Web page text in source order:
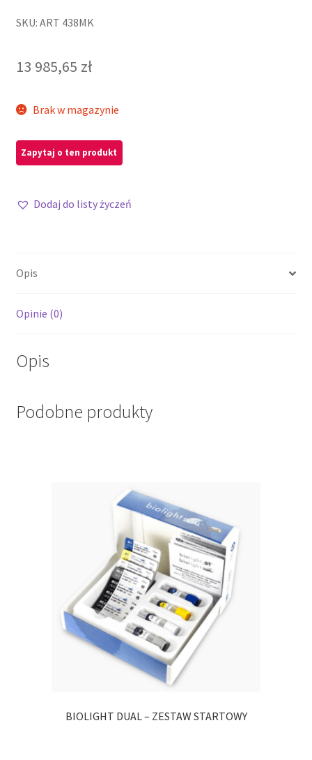
SKU: ART 438MK
13 985,65 zł
Brak w magazynie
Dodaj do listy życzeń
Opis
Opinie (0)
Opis
Podobne produkty
BIOLIGHT DUAL – ZESTAW STARTOWY